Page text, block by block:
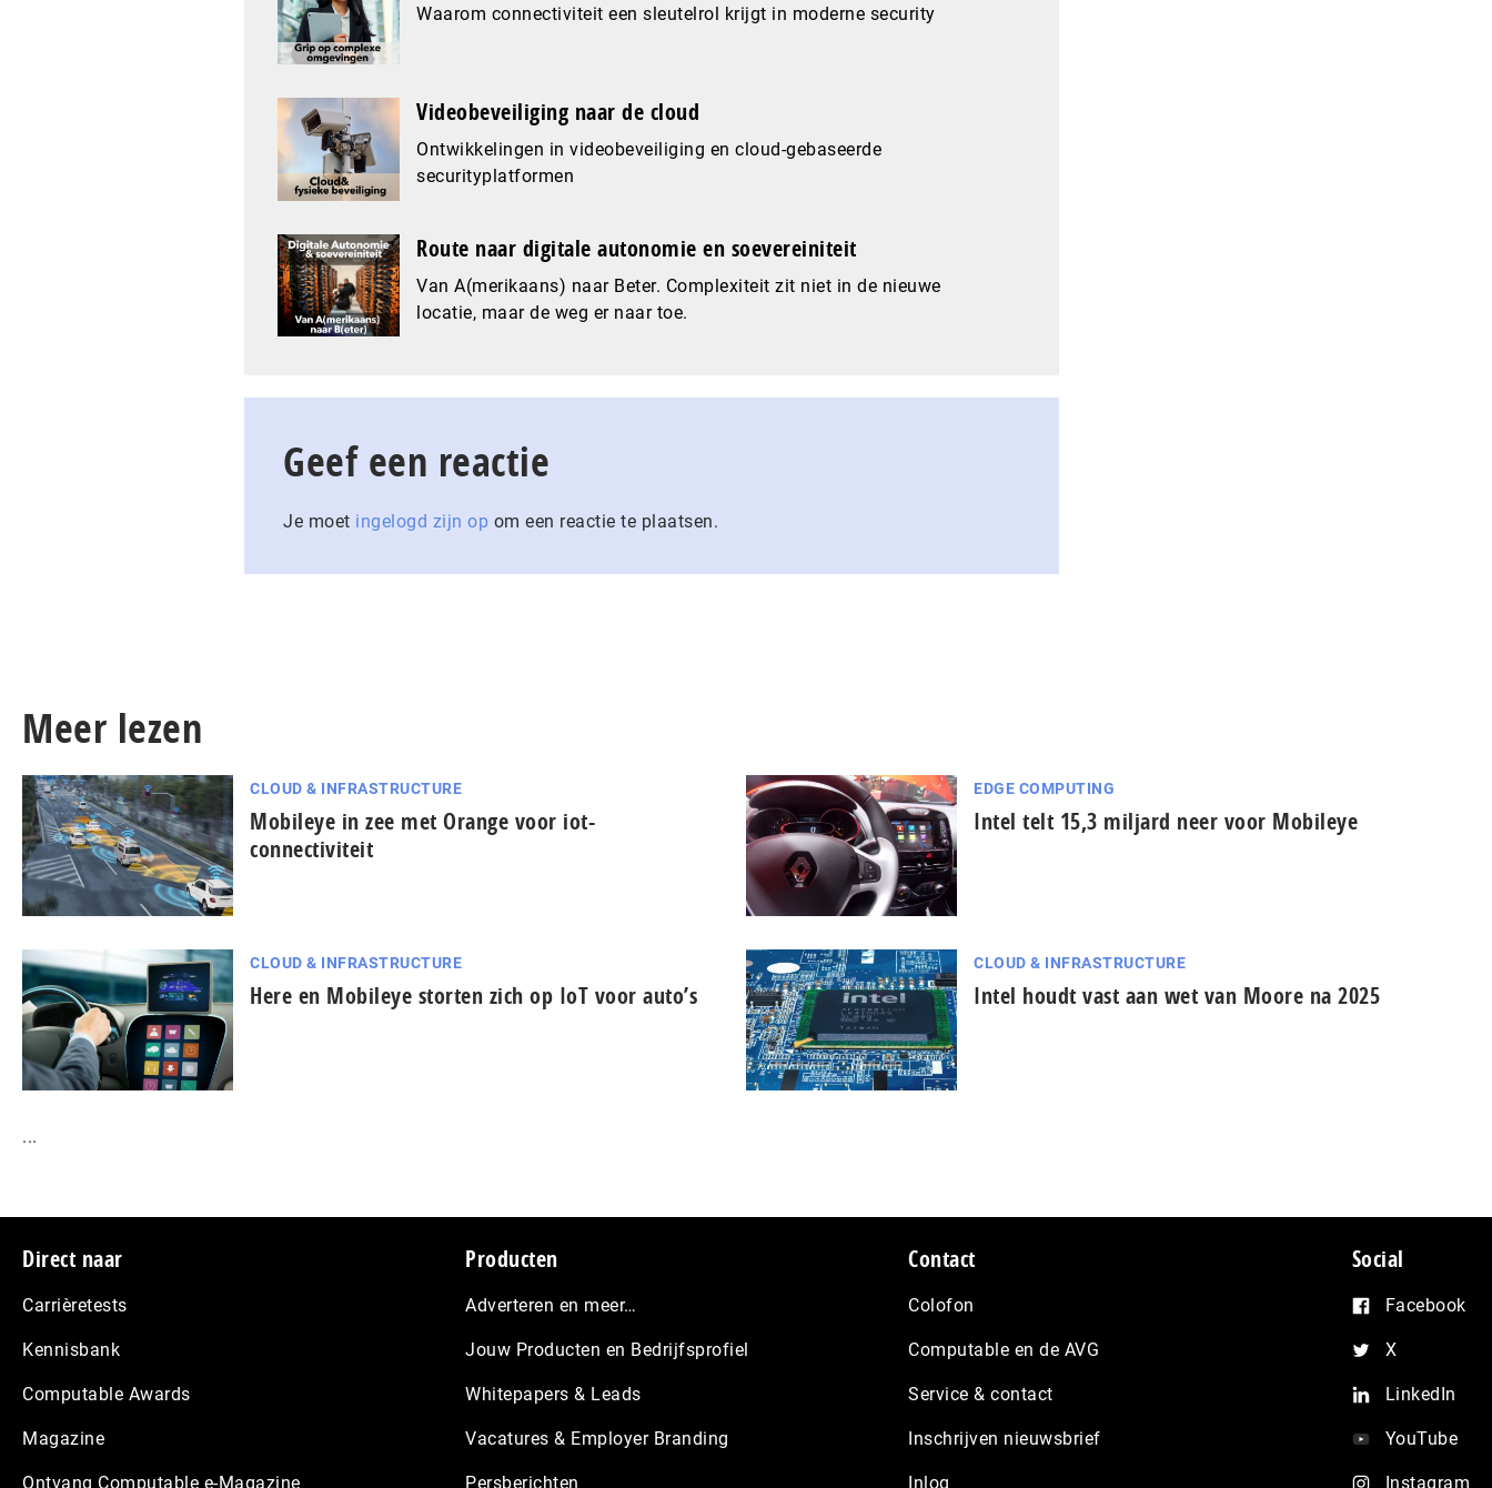
Waarom connectiviteit een sleutelrol krijgt in moderne security
Videobeveiliging naar de cloud
Ontwikkelingen in videobeveiliging en cloud-gebaseerde
securityplatformen
Route naar digitale autonomie en soevereiniteit
Van A(merikaans) naar Beter. Complexiteit zit niet in de nieuwe
locatie, maar de weg er naar toe.
Geef een reactie
Je moet ingelogd zijn op om een reactie te plaatsen.
Meer lezen
CLOUD & INFRASTRUCTURE
Mobileye in zee met Orange voor iot-
connectiviteit
EDGE COMPUTING
Intel telt 15,3 miljard neer voor Mobileye
CLOUD & INFRASTRUCTURE
Here en Mobileye storten zich op IoT voor auto’s
CLOUD & INFRASTRUCTURE
Intel houdt vast aan wet van Moore na 2025
...
Footer
Direct naar
Carrièretests
Kennisbank
Computable Awards
Magazine
Ontvang Computable e-Magazine
Producten
Adverteren en meer…
Jouw Producten en Bedrijfsprofiel
Whitepapers & Leads
Vacatures & Employer Branding
Persberichten
Contact
Colofon
Computable en de AVG
Service & contact
Inschrijven nieuwsbrief
Inlog
Social
Facebook
X
LinkedIn
YouTube
Instagram